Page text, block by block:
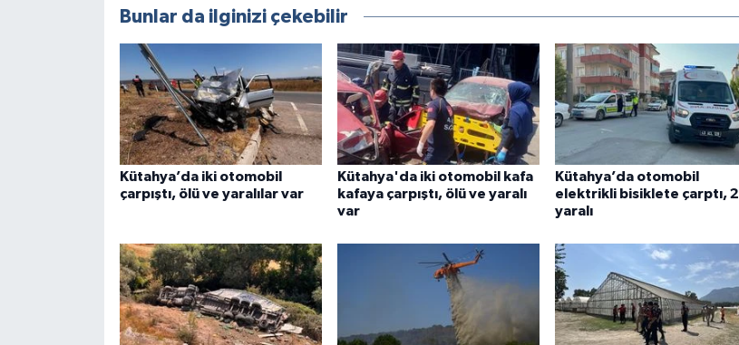
Bunlar da ilginizi çekebilir
Kütahya’da iki otomobil
çarpıştı, ölü ve yaralılar var
Kütahya'da iki otomobil kafa
kafaya çarpıştı, ölü ve yaralı
var
Kütahya’da otomobil
elektrikli bisiklete çarptı, 2
yaralı
Video Galeri
Yemek Tarifleri